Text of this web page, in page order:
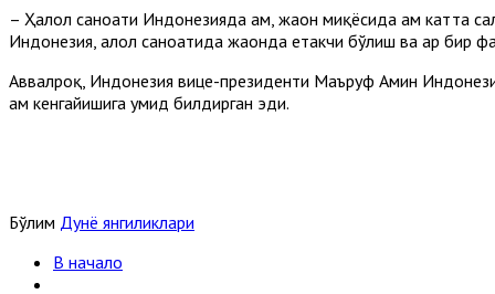
– Ҳалол саноати Индонезияда ҳам, жаҳон миқёсида ҳам катта
Индонезия, ҳалол саноатида жаҳонда етакчи бўлиш ва ҳар бир
Aввалроқ, Индонезия вице-президенти Маъруф Aмин
ҳам кенгайишига умид билдирган эди.
Бўлим Дунё янгиликлари
В начало